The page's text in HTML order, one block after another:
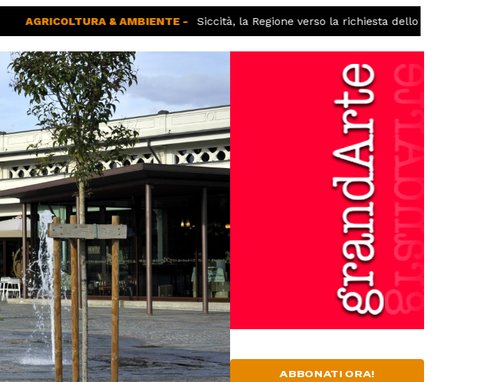
AGRICOLTURA & AMBIENTE - Siccità, la Regione verso la richiesta dello stato di calamità
ABBONATI ORA!